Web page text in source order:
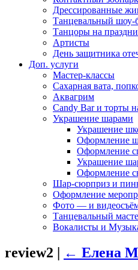
Дрессированные
Танцевальный шоу-
Танцоры на
Артисты
День защитника
Доп. услуги
Мастер-классы
Сахарная вата,
Аквагрим
Candy Bar и торты
Украшение шарами
Украшение
Оформление
Оформление
Украшение
Оформление
Шар-сюрприз и
Оформление
Фото — и
Танцевальный
Вокалисты и
review2 | ← Елена